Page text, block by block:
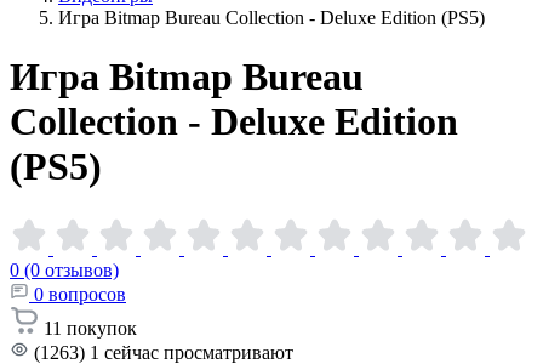
Игра Bitmap Bureau Collection - Deluxe Edition (PS5)
Игра Bitmap Bureau
Collection - Deluxe Edition
(PS5)
0 (0 отзывов)
0 вопросов
11 покупок
(1263) 1 сейчас просматривают